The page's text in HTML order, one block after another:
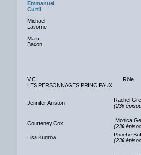
Emmanuel
Curtil
Michael
Lasorne
Marc
Bacon
V.O Rôle
LES PERSONNAGES PRINCIPAUX
Jennifer Aniston
Rachel
(236
Courteney Cox
Monica
(236
Lisa Kudrow
Phoebe
(236